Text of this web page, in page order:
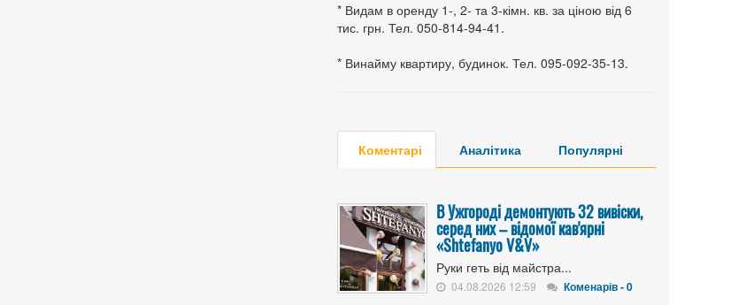
* Видам в оренду 1-, 2- та 3-кімн. кв. за ціною від 6
тис. грн. Тел. 050-814-94-41.
* Винайму квартиру, будинок. Тел. 095-092-35-13.
Коментарі Аналітика Популярні
В Ужгороді демонтують 32 вивіски,
серед них – відомої кав'ярні
«Shtefanyo V&V»
Руки геть від майстра...
04.08.2026 12:59 Коменарів - 0